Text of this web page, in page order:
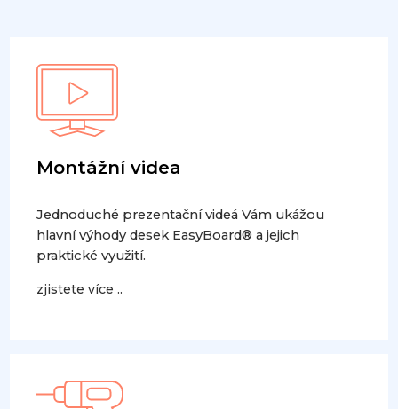
Montážní videa
Jednoduché prezentační videá Vám ukážou
hlavní výhody desek EasyBoard® a jejich
praktické využití.
zjistete více ..